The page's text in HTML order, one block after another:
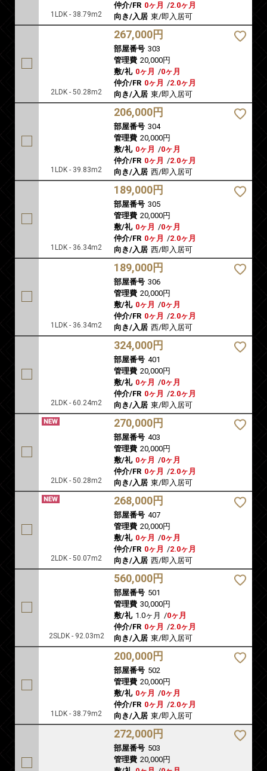
1LDK - 38.79m2
仲介/FR 0ヶ月 /2.0ヶ月
向き/入居 東/即入居可
2LDK - 50.28m2
267,000円
部屋番号 303
管理費 20,000円
敷/礼 0ヶ月 /0ヶ月
仲介/FR 0ヶ月 /2.0ヶ月
向き/入居 東/即入居可
1LDK - 39.83m2
206,000円
部屋番号 304
管理費 20,000円
敷/礼 0ヶ月 /0ヶ月
仲介/FR 0ヶ月 /2.0ヶ月
向き/入居 西/即入居可
1LDK - 36.34m2
189,000円
部屋番号 305
管理費 20,000円
敷/礼 0ヶ月 /0ヶ月
仲介/FR 0ヶ月 /2.0ヶ月
向き/入居 西/即入居可
1LDK - 36.34m2
189,000円
部屋番号 306
管理費 20,000円
敷/礼 0ヶ月 /0ヶ月
仲介/FR 0ヶ月 /2.0ヶ月
向き/入居 西/即入居可
2LDK - 60.24m2
324,000円
部屋番号 401
管理費 20,000円
敷/礼 0ヶ月 /0ヶ月
仲介/FR 0ヶ月 /2.0ヶ月
向き/入居 東/即入居可
2LDK - 50.28m2
270,000円
部屋番号 403
管理費 20,000円
敷/礼 0ヶ月 /0ヶ月
仲介/FR 0ヶ月 /2.0ヶ月
向き/入居 東/即入居可
2LDK - 50.07m2
268,000円
部屋番号 407
管理費 20,000円
敷/礼 0ヶ月 /0ヶ月
仲介/FR 0ヶ月 /2.0ヶ月
向き/入居 西/即入居可
2SLDK - 92.03m2
560,000円
部屋番号 501
管理費 30,000円
敷/礼 1.0ヶ月 /0ヶ月
仲介/FR 0ヶ月 /2.0ヶ月
向き/入居 東/即入居可
1LDK - 38.79m2
200,000円
部屋番号 502
管理費 20,000円
敷/礼 0ヶ月 /0ヶ月
仲介/FR 0ヶ月 /2.0ヶ月
向き/入居 東/即入居可
272,000円
部屋番号 503
管理費 20,000円